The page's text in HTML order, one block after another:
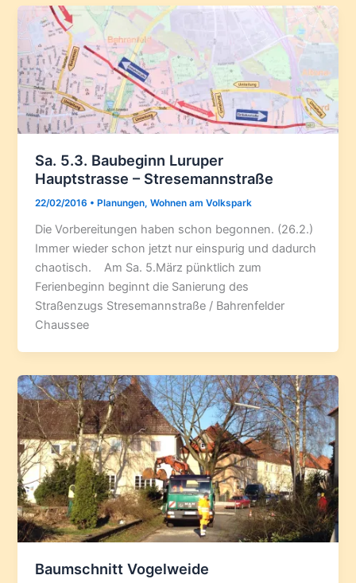
Sa. 5.3. Baubeginn Luruper
Hauptstrasse – Stresemannstraße
22/02/2016 •Planungen,Wohnen am Volkspark
Die Vorbereitungen haben schon begonnen. (26.2.)
Immer wieder schon jetzt nur einspurig und dadurch
chaotisch. Am Sa. 5.März pünktlich zum
Ferienbeginn beginnt die Sanierung des
Straßenzugs Stresemannstraße / Bahrenfelder
Chaussee
Baumschnitt Vogelweide